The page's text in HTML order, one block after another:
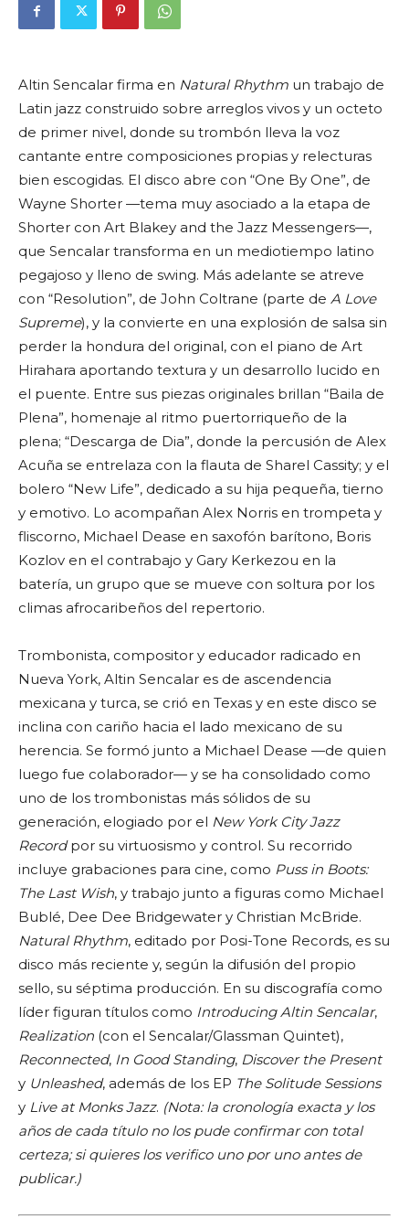
Altin Sencalar firma en Natural Rhythm un trabajo de
Latin jazz construido sobre arreglos vivos y un octeto
de primer nivel, donde su trombón lleva la voz
cantante entre composiciones propias y relecturas
bien escogidas. El disco abre con “One By One”, de
Wayne Shorter —tema muy asociado a la etapa de
Shorter con Art Blakey and the Jazz Messengers—,
que Sencalar transforma en un mediotiempo latino
pegajoso y lleno de swing. Más adelante se atreve
con “Resolution”, de John Coltrane (parte de A Love
Supreme), y la convierte en una explosión de salsa sin
perder la hondura del original, con el piano de Art
Hirahara aportando textura y un desarrollo lucido en
el puente. Entre sus piezas originales brillan “Baila de
Plena”, homenaje al ritmo puertorriqueño de la
plena; “Descarga de Dia”, donde la percusión de Alex
Acuña se entrelaza con la flauta de Sharel Cassity; y el
bolero “New Life”, dedicado a su hija pequeña, tierno
y emotivo. Lo acompañan Alex Norris en trompeta y
fliscorno, Michael Dease en saxofón barítono, Boris
Kozlov en el contrabajo y Gary Kerkezou en la
batería, un grupo que se mueve con soltura por los
climas afrocaribeños del repertorio.
Trombonista, compositor y educador radicado en
Nueva York, Altin Sencalar es de ascendencia
mexicana y turca, se crió en Texas y en este disco se
inclina con cariño hacia el lado mexicano de su
herencia. Se formó junto a Michael Dease —de quien
luego fue colaborador— y se ha consolidado como
uno de los trombonistas más sólidos de su
generación, elogiado por el New York City Jazz
Recordpor su virtuosismo y control. Su recorrido
incluye grabaciones para cine, como Puss in Boots:
The Last Wish, y trabajo junto a figuras como Michael
Bublé, Dee Dee Bridgewater y Christian McBride.
Natural Rhythm, editado por Posi-Tone Records, es su
disco más reciente y, según la difusión del propio
sello, su séptima producción. En su discografía como
líder figuran títulos como Introducing Altin Sencalar,
Realization (con el Sencalar/Glassman Quintet),
Reconnected, In Good Standing, Discover the Present
y Unleashed, además de los EP The Solitude Sessions
y Live at Monks Jazz. (Nota: la cronología exacta y los
años de cada título no los pude confirmar con total
certeza; si quieres los verifico uno por uno antes de
publicar.)